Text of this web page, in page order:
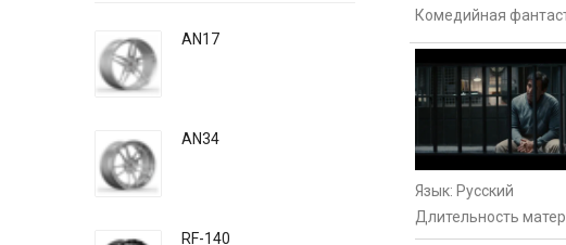
Комедийная
Язык: Русский
Длительность
AN17
AN34
RF-140